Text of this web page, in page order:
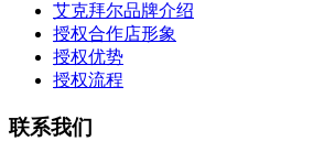
艾克拜尔品牌介绍
授权合作店形象
授权优势
授权流程
联系我们